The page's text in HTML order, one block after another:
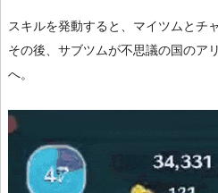
スキルを発動すると、マイツムとチ
その後、サブツムが不思議の国のア
へ。